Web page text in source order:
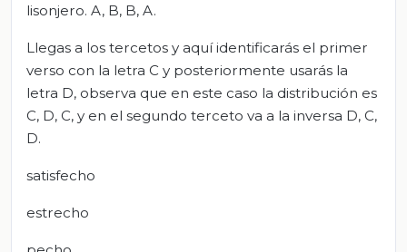
lisonjero. A, B, B, A.
Llegas a los tercetos y aquí identificarás el primer
verso con la letra C y posteriormente usarás la
letra D, observa que en este caso la distribución es
C, D, C, y en el segundo terceto va a la inversa D, C,
D.
satisfecho
estrecho